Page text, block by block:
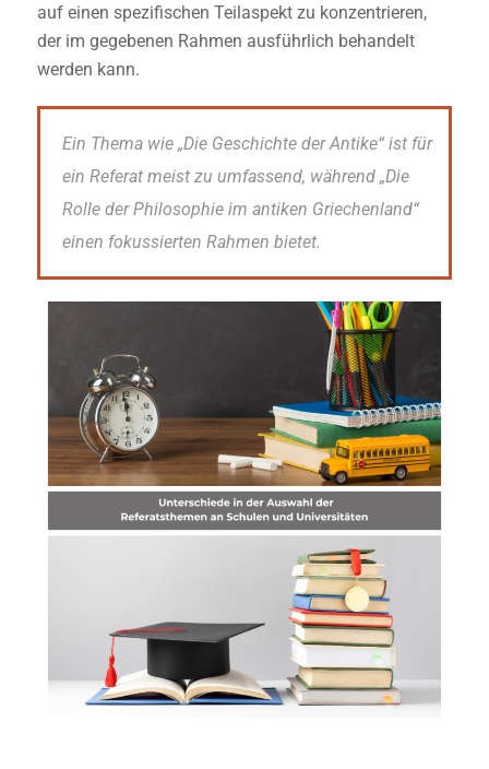
auf einen spezifischen Teilaspekt zu konzentrieren,
der im gegebenen Rahmen ausführlich behandelt
werden kann.
Ein Thema wie „Die Geschichte der Antike“ ist für
ein Referat meist zu umfassend, während „Die
Rolle der Philosophie im antiken Griechenland“
einen fokussierten Rahmen bietet.